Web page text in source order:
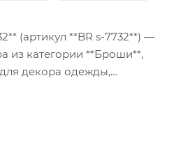
(артикул **BR s-7732**) —
из категории **Броши**,
декора одежды,